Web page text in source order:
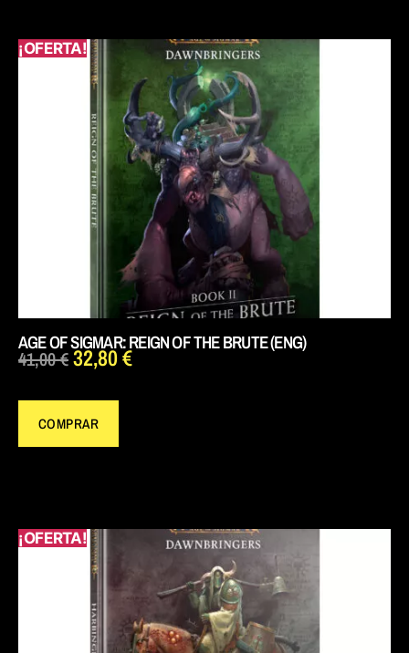
¡OFERTA!
AGE OF SIGMAR: REIGN OF THE BRUTE (ENG)
41,00€32,80€
COMPRAR
¡OFERTA!